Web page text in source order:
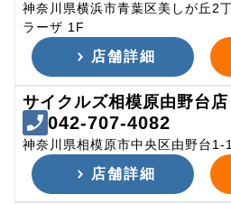
神奈川県横浜市青葉区美しが丘2
ラーザ 1F
店舗詳細
サイクルズ相模原由野台店
042-707-4082
神奈川県相模原市中央区由野台1-
店舗詳細